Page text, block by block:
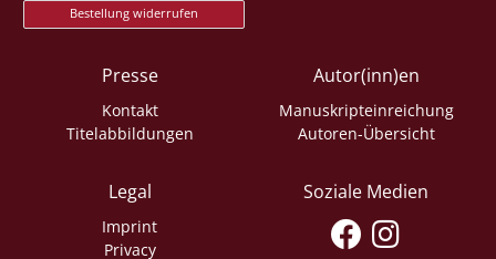
Bestellung widerrufen
Presse
Kontakt
Titelabbildungen
Autor(inn)en
Manuskripteinreichung
Autoren-Übersicht
Legal
Imprint
Privacy
Soziale Medien